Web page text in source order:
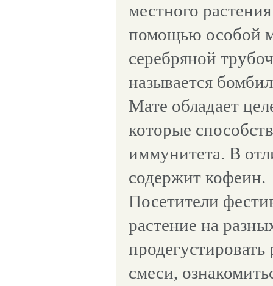
местного
помощью особой
серебряной
называется
Мате обладает
которые
иммунитета. В
содержит кофеин.
Посетители
растение на
смеси,